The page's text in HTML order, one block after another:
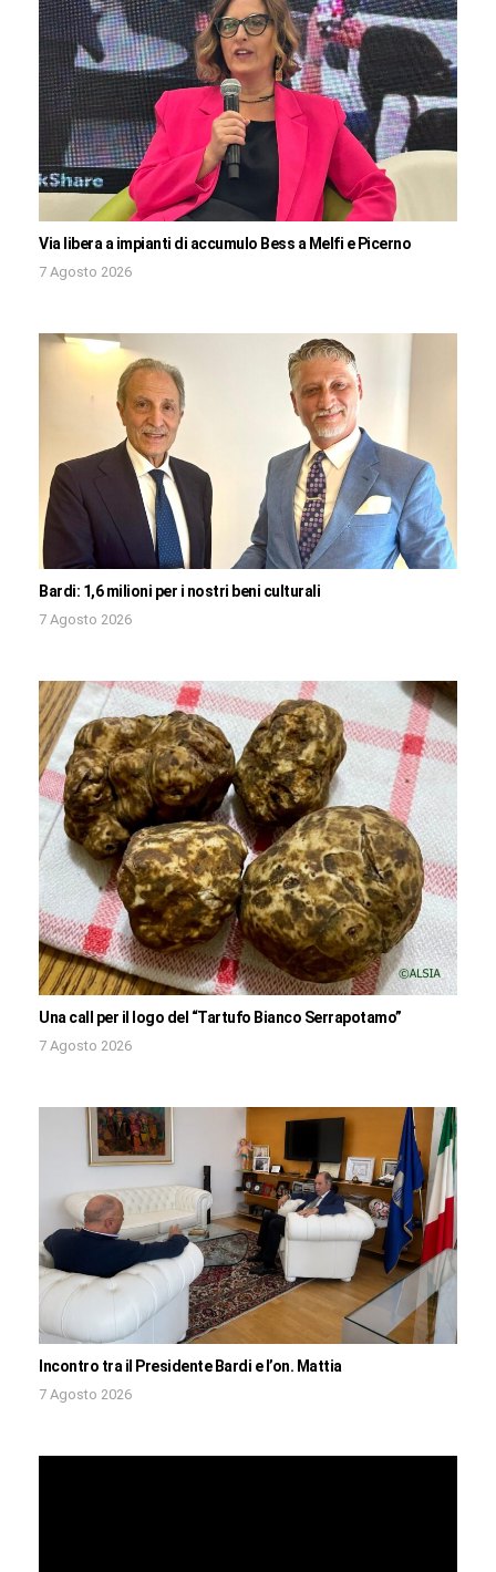
Via libera a impianti di accumulo Bess a Melfi e Picerno
7 Agosto 2026
Bardi: 1,6 milioni per i nostri beni culturali
7 Agosto 2026
Una call per il logo del “Tartufo Bianco Serrapotamo”
7 Agosto 2026
Incontro tra il Presidente Bardi e l’on. Mattia
7 Agosto 2026